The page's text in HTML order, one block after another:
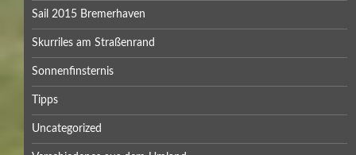
Sail 2015 Bremerhaven
Skurriles am Straßenrand
Sonnenfinsternis
Tipps
Uncategorized